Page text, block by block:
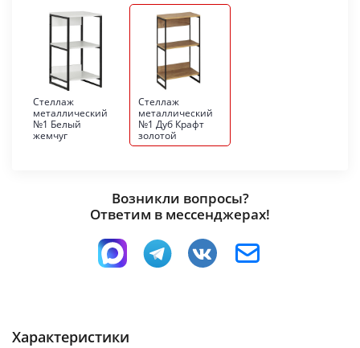
Стеллаж
металлический
№1 Белый
жемчуг
Стеллаж
металлический
№1 Дуб Крафт
золотой
Возникли вопросы?
Ответим в мессенджерах!
Характеристики